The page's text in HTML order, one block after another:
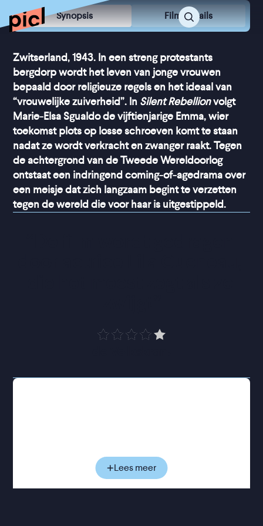
Synopsis Film Details
Zwitserland, 1943. In een streng protestants
bergdorp wordt het leven van jonge vrouwen
bepaald door religieuze regels en het ideaal van
“vrouwelijke zuiverheid”. In Silent Rebellionvolgt
Marie-Elsa Sgualdo de vijftienjarige Emma, wier
toekomst plots op losse schroeven komt te staan
nadat ze wordt verkracht en zwanger raakt. Tegen
de achtergrond van de Tweede Wereldoorlog
ontstaat een indringend coming-of-agedrama over
een meisje dat zich langzaam begint te verzetten
tegen de wereld die voor haar is uitgestippeld.
Emma werkt als dienstmeisje bij een rijke familie en
zuiverheid. Maar haar zorgvuldig uitgestippelde
toekomst brokkelt af wanneer ze wordt verkracht
door een rijke dorpsjongen en zwanger raakt.
Lees meer